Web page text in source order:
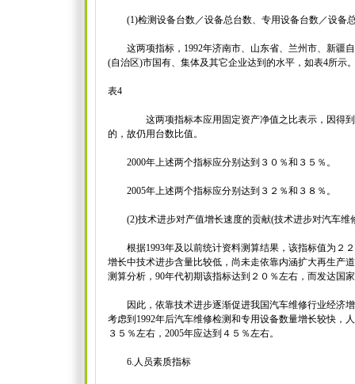
(1)检测设备台数／设备总台数、专用设备台数／设备
这两项指标，1992年济南市、山东省、兰州市、新疆
(自治区)市国有、集体及其它企业达到的水平，如表4所示
表4
这两项指标本应用固定资产净值之比表示，因得到
的，故仍用台数比值。
2000年上述两个指标应分别达到３０％和３５％。
2005年上述两个指标应分别达到３２％和３８％。
(2)技术进步对产值增长速度的贡献(技术进步对汽车维
根据1993年及以前统计资料测算结果，该指标值为２
增长中技术进步含量比较低，尚未走依靠内涵扩大再生产
测算分析，90年代初期该指标达到２０％左右，而发达国
因此，依靠技术进步逐渐促进我国汽车维修行业经济增
考虑到1992年后汽车维修检测和专用设备数量增长较快，
３５％左右，2005年应达到４５％左右。
6.人员素质指标